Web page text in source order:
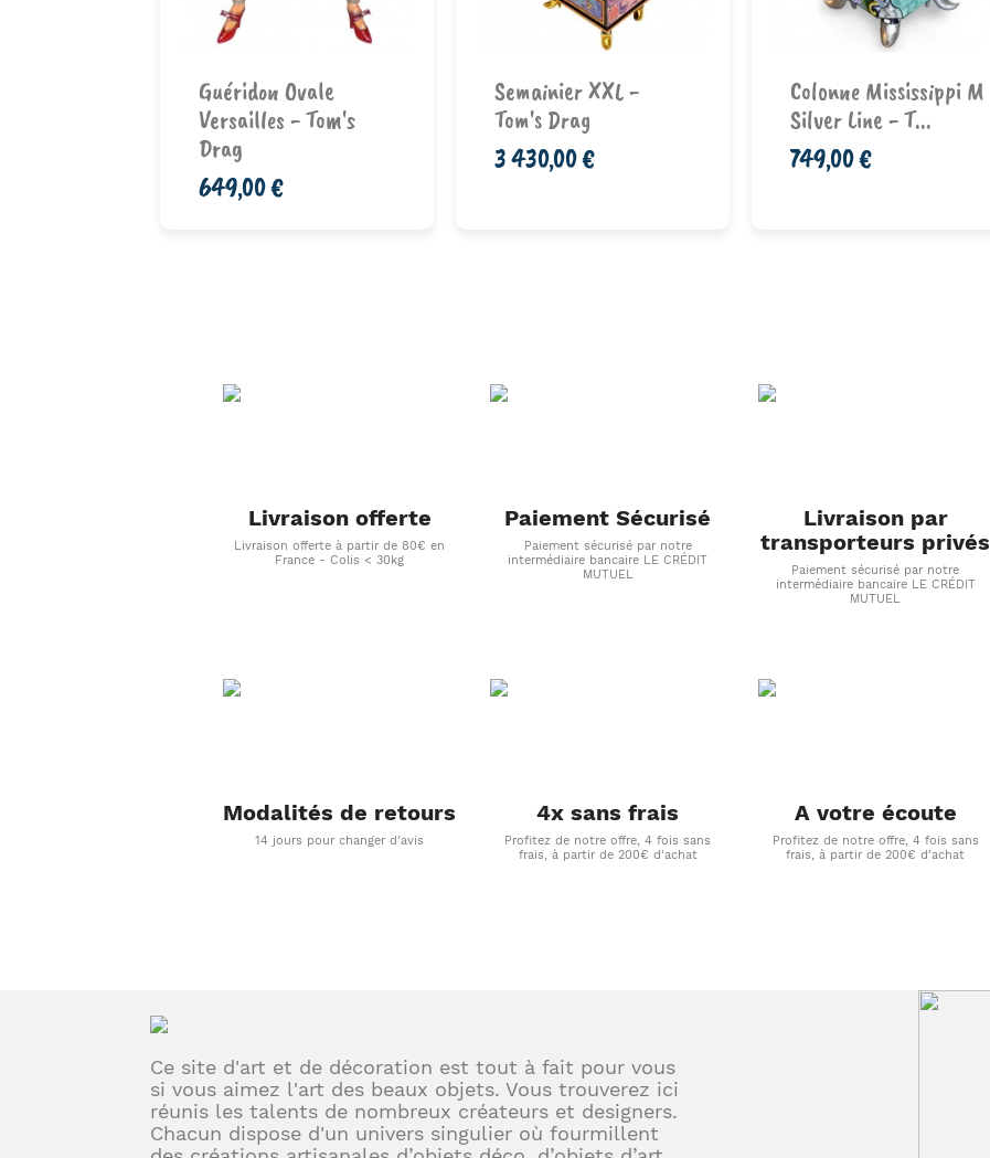
Guéridon Ovale
Versailles - Tom's
Drag
649,00 €
panier
Semainier XXL -
Tom's Drag
3 430,00 €
Ajouter au
panier
Colonne Mississippi M
Silver Line - T...
749,00 €
panier
Livraison offerte
Livraison offerte à partir de 80€ en
France - Colis < 30kg
Paiement Sécurisé
Paiement sécurisé par notre
intermédiaire bancaire LE CRÉDIT
MUTUEL
Livraison par
transporteurs privés
Paiement sécurisé par notre
intermédiaire bancaire LE CRÉDIT
MUTUEL
Modalités de retours
14 jours pour changer d'avis
4x sans frais
Profitez de notre offre, 4 fois sans
frais, à partir de 200€ d'achat
A votre écoute
Profitez de notre offre, 4 fois sans
frais, à partir de 200€ d'achat
Ce site d'art et de décoration est tout à fait pour vous
si vous aimez l'art des beaux objets. Vous trouverez ici
réunis les talents de nombreux créateurs et designers.
Chacun dispose d'un univers singulier où fourmillent